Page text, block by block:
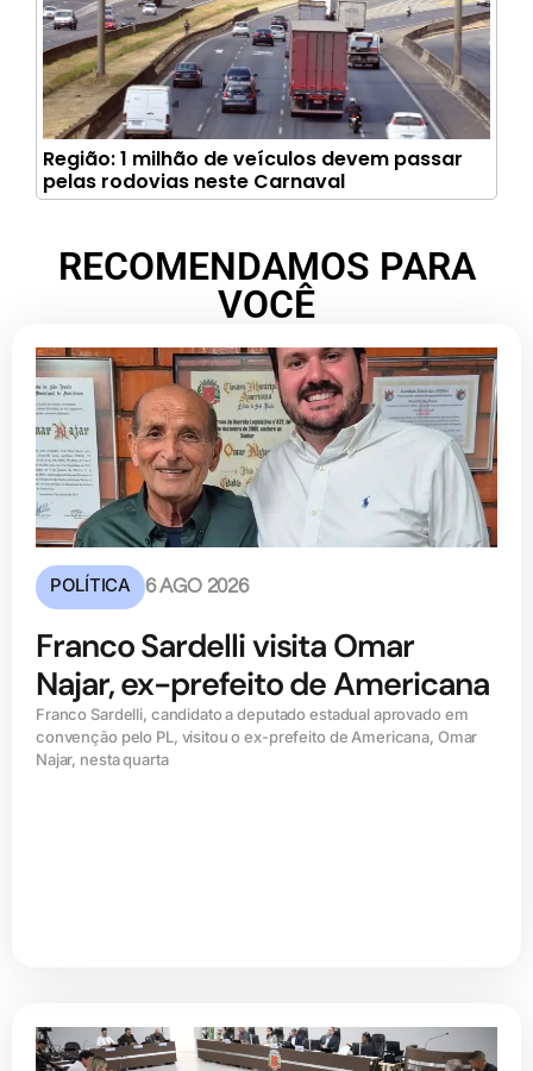
Região: 1 milhão de veículos devem passar
pelas rodovias neste Carnaval
RECOMENDAMOS PARA
VOCÊ
POLÍTICA 6 AGO 2026
Franco Sardelli visita Omar
Najar, ex-prefeito de Americana
Franco Sardelli, candidato a deputado estadual aprovado em
convenção pelo PL, visitou o ex-prefeito de Americana, Omar
Najar, nesta quarta